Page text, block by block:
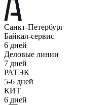
Санкт-Петербург
Байкал-сервис
6 дней
Деловые линии
7 дней
РАТЭК
5-6 дней
КИТ
6 дней